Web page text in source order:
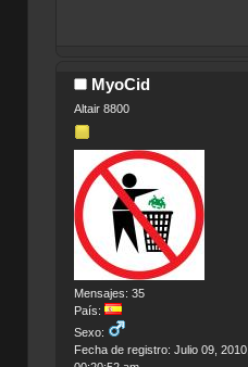
MyoCid
Altair 8800
Mensajes: 35
País:
Sexo:
Fecha de registro: Julio 09, 2010,